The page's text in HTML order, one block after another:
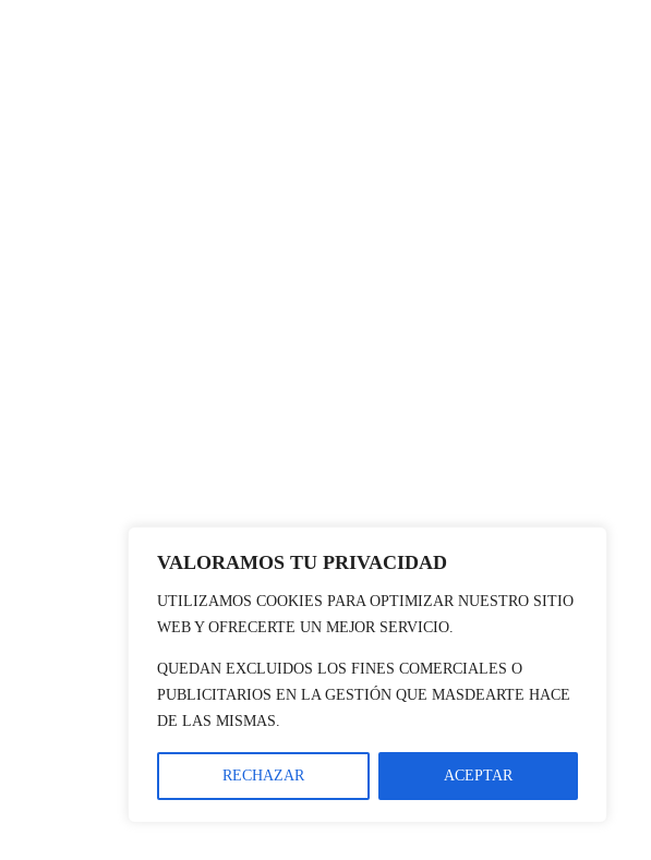
VALORAMOS TU PRIVACIDAD
UTILIZAMOS COOKIES PARA OPTIMIZAR NUESTRO SITIO
WEB Y OFRECERTE UN MEJOR SERVICIO.
QUEDAN EXCLUIDOS LOS FINES COMERCIALES O
PUBLICITARIOS EN LA GESTIÓN QUE MASDEARTE HACE
DE LAS MISMAS.
RECHAZAR ACEPTAR